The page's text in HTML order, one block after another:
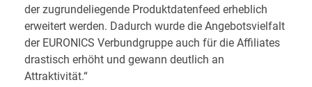
der zugrundeliegende Produktdatenfeed erheblich
erweitert werden. Dadurch wurde die Angebotsvielfalt
der EURONICS Verbundgruppe auch für die Affiliates
drastisch erhöht und gewann deutlich an
Attraktivität.“